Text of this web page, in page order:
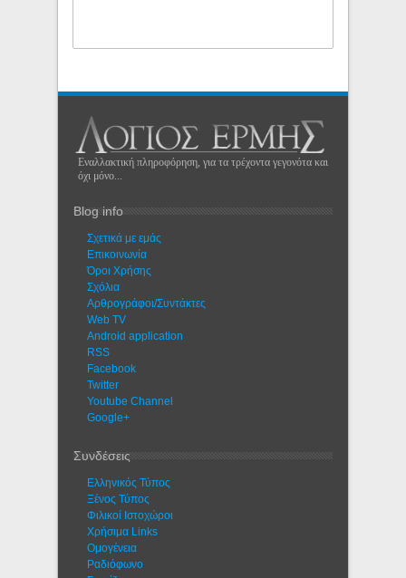
Εναλλακτική πληροφόρηση, για τα τρέχοντα γεγονότα και
όχι μόνο...
Blog info
Σχετικά με εμάς
Eπικοινωνία
Όροι Χρήσης
Σχόλια
Αρθρογράφοι/Συντάκτες
Web TV
Android application
RSS
Facebook
Twitter
Youtube Channel
Google+
Συνδέσεις
Ελληνικός Τύπος
Ξένος Τύπος
Φιλικοί Ιστοχώροι
Χρήσιμα Links
Ομογένεια
Ραδιόφωνο